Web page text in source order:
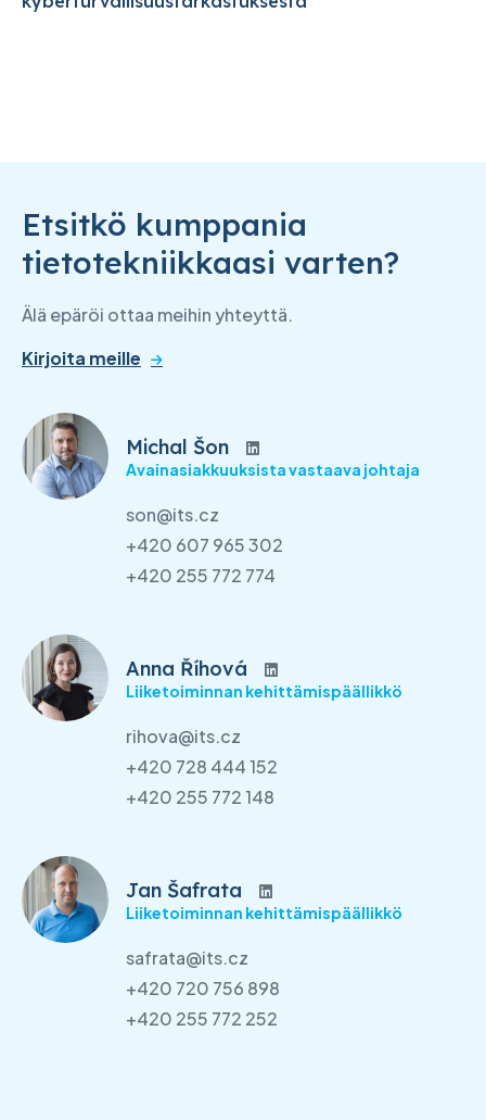
Etsitkö kumppania
tietotekniikkaasi varten?
Älä epäröi ottaa meihin yhteyttä.
Kirjoita meille
Michal Šon
Avainasiakkuuksista vastaava johtaja
son@its.cz
+420 607 965 302
+420 255 772 774
Anna Říhová
Liiketoiminnan kehittämispäällikkö
rihova@its.cz
+420 728 444 152
+420 255 772 148
Jan Šafrata
Liiketoiminnan kehittämispäällikkö
safrata@its.cz
+420 720 756 898
+420 255 772 252